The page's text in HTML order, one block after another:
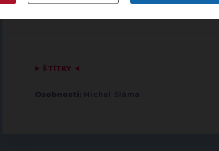
▶ ŠTÍTKY ◀
Osobnosti: Michal Sláma